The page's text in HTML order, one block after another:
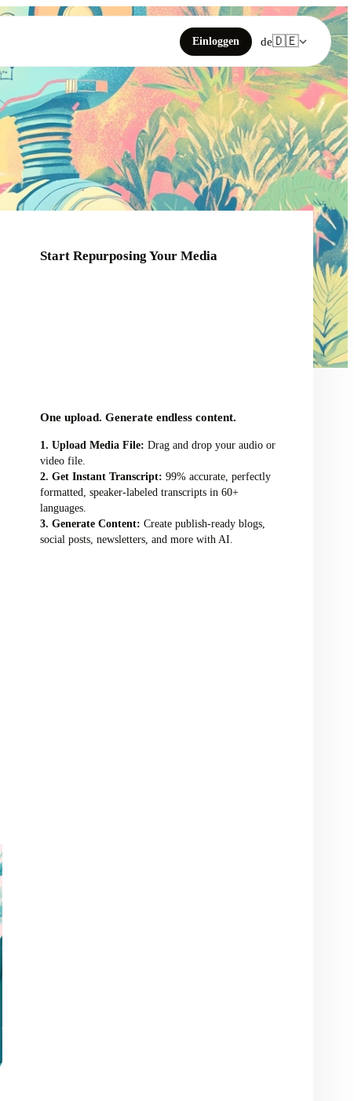
Einloggen de🇩🇪
Start Repurposing Your Media
One upload. Generate endless content.
Upload Media File: Drag and drop your audio or
video file.
Get Instant Transcript: 99% accurate, perfectly
formatted, speaker-labeled transcripts in 60+
languages.
Generate Content: Create publish-ready blogs,
social posts, newsletters, and more with AI.